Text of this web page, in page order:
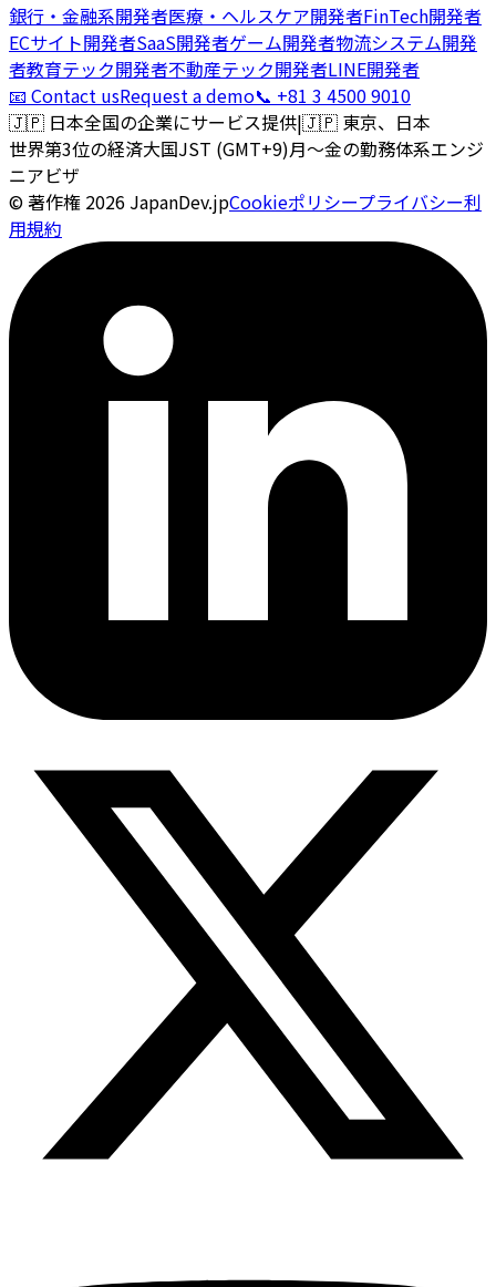
銀行・金融系開発者医療・ヘルスケア開発者FinTech開発者
ECサイト開発者SaaS開発者ゲーム開発者物流システム開発
者教育テック開発者不動産テック開発者LINE開発者
📧 Contact usRequest a demo📞 +81 3 4500 9010
🇯🇵 日本全国の企業にサービス提供|🇯🇵 東京、日本
世界第3位の経済大国JST (GMT+9)月〜金の勤務体系エンジ
ニアビザ
© 著作権 2026 JapanDev.jpCookieポリシープライバシー利
用規約